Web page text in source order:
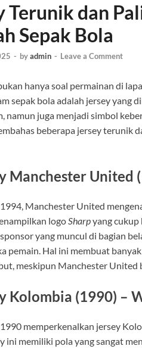
Terunik dan
Sepak Bola
- byadmin - Leave a Comment
hanya soal permainan di
sepak bola adalah jersey yang
namun juga menjadi simbol
beberapa jersey terunik
Manchester United
Manchester United
logoSharpyang cukup
yang muncul di bagian
pemain. Hal ini membuat
meskipun Manchester
Kolombia (1990) –
memperkenalkan jersey
ini memiliki pola yang sangat